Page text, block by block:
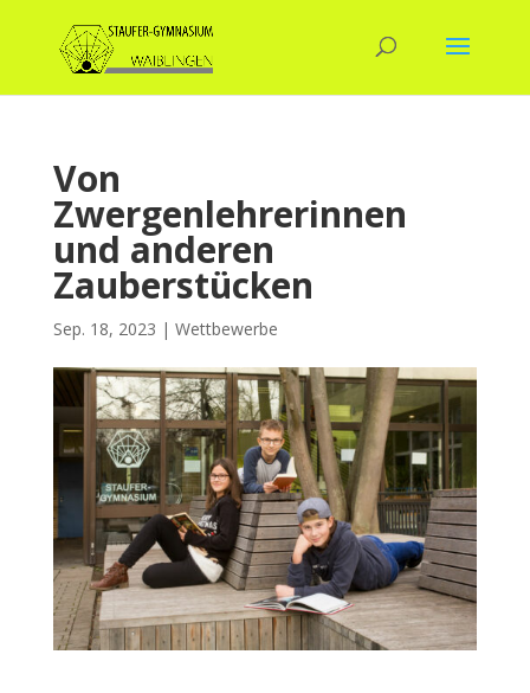
Von
Zwergenlehrerinnen
und anderen
Zauberstücken
Sep. 18, 2023 | Wettbewerbe